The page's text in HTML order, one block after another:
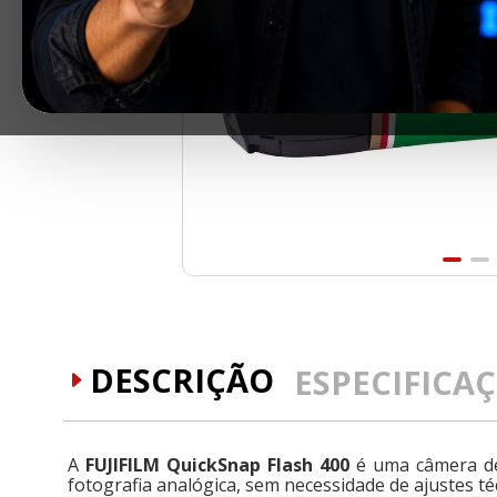
DESCRIÇÃO
A FUJIFILM QuickSnap Flash 400 é uma câmera
fotografia analógica, sem necessidade de ajustes